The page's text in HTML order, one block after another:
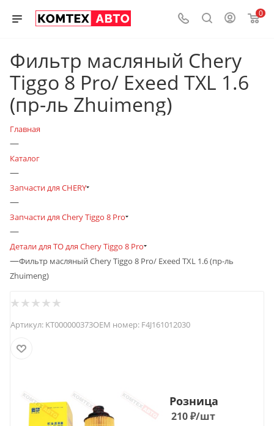
0
Фильтр масляный Chery
Tiggo 8 Pro/ Exeed TXL 1.6
(пр-ль Zhuimeng)
Главная
—
Каталог
—
Запчасти для CHERY
—
Запчасти для Chery Tiggo 8 Pro
—
Детали для ТО для Chery Tiggo 8 Pro
—Фильтр масляный Chery Tiggo 8 Pro/ Exeed TXL 1.6 (пр-ль
Zhuimeng)
Артикул: KT000000373OEM номер: F4J161012030
Розница
210₽/шт